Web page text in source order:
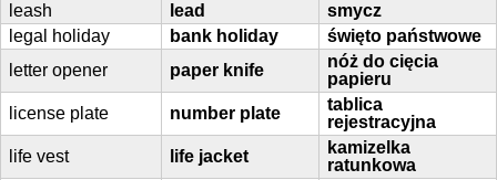
leash
lead
smycz
legal holiday
bank holiday
święto państwowe
letter opener
paper knife
nóż do cięcia
papieru
license plate
number plate
tablica
rejestracyjna
life vest
life jacket
kamizelka
ratunkowa